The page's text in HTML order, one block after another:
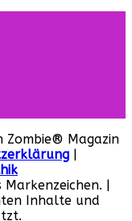
Zombie® Magazin
|
Inhalte und